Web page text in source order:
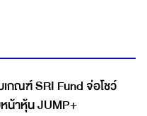
กณฑ์ SRI Fund จ่อโชว์
น้าหุ้น JUMP+